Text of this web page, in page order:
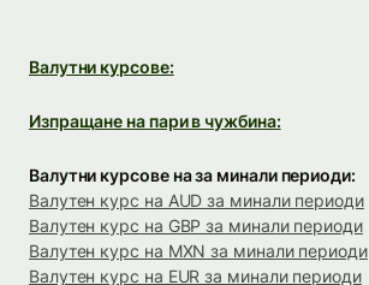
Валутни курсове:
Изпращане на пари в чужбина:
Валутни курсове на за минали периоди:
Валутен курс на AUD за минали периоди
Валутен курс на GBP за минали периоди
Валутен курс на MXN за минали периоди
Валутен курс на EUR за минали периоди